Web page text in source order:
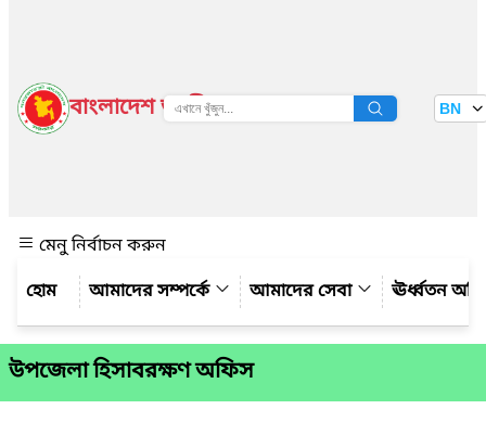
বাংলাদেশ জাতীয় তথ্য বাতায়ন BN
মেনু নির্বাচন করুন
আমাদের সম্পর্কে
আমাদের সেবা ঊর্ধ্বতন
উপজেলা হিসাবরক্ষণ অফিস